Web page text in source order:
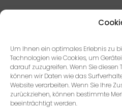
Um Ihnen ein optimales Erlebnis zu
Technologien wie Cookies, um
darauf zuzugreifen. Wenn Sie
können wir Daten wie das
Website verarbeiten. Wenn Sie Ihre
zurückziehen, können bestimmte
beeinträchtigt werden.
Pascal Renz
3 Rezensionen